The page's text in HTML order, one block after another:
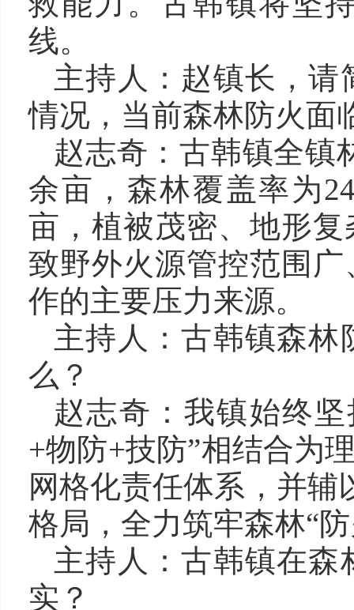
线。
主持人：赵镇长，
情况，当前森林防火面
赵志奇：古韩镇全镇
余亩，森林覆盖率为
亩，植被茂密、地形
致野外火源管控范围
作的主要压力来源。
主持人：古韩镇森
么？
赵志奇：我镇始终
+物防+技防”相结合为
网格化责任体系，并辅
格局，全力筑牢森林“
主持人：古韩镇在
实？